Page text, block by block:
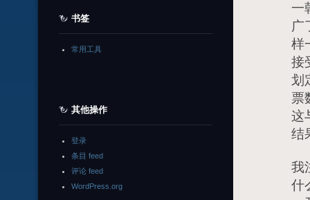
一
广
样
接
划
票
这
结
我
什
书签
常用工具
其他操作
登录
条目 feed
评论 feed
WordPress.org